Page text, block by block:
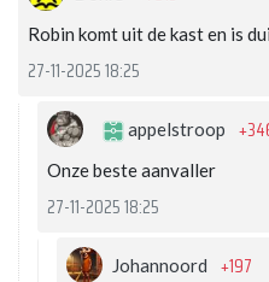
Robin komt uit de kast en is
27-11-2025 18:25
appelstroop
Onze beste aanvaller
27-11-2025 18:25
Johannoord +197